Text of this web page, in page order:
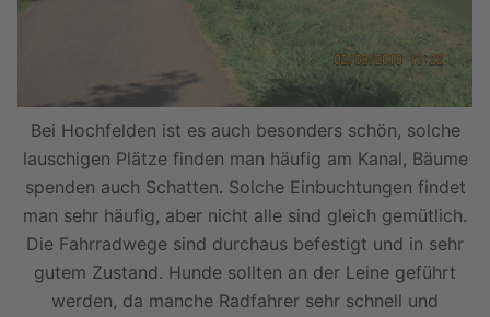
Bei Hochfelden ist es auch besonders schön, solche
lauschigen Plätze finden man häufig am Kanal, Bäume
spenden auch Schatten. Solche Einbuchtungen findet
man sehr häufig, aber nicht alle sind gleich gemütlich.
Die Fahrradwege sind durchaus befestigt und in sehr
gutem Zustand. Hunde sollten an der Leine geführt
werden, da manche Radfahrer sehr schnell und